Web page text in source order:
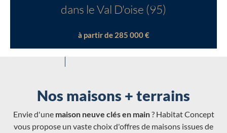
dans le Val D'oise (95)
à partir de 285 000 €
Nos maisons + terrains
Envie d'une maison neuve clés en main? Habitat Concept
vous propose un vaste choix d'offres de maisons issues de